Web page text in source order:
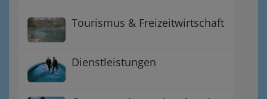
Tourismus & Freizeitwirtschaft
Dienstleistungen